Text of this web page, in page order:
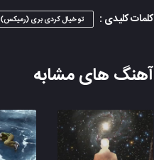
کلمات کلیدی : تو خیال کردی بری (رمیکس)
آهنگ های مشابه